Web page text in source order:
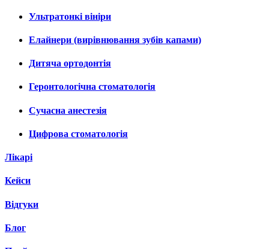
Ультратонкі вініри
Елайнери (вирівнювання зубів капами)
Дитяча ортодонтія
Геронтологічна стоматологія
Сучасна анестезія
Цифрова стоматологія
Лікарі
Кейси
Відгуки
Блог